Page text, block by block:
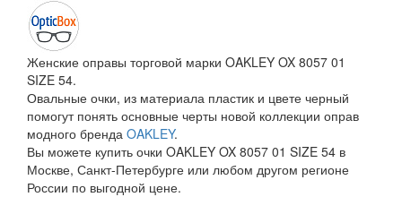
Женские оправы торговой марки OAKLEY OX 8057 01
SIZE 54.
Овальные очки, из материала пластик и цвете черный
помогут понять основные черты новой коллекции оправ
модного бренда OAKLEY.
Вы можете купить очки OAKLEY OX 8057 01 SIZE 54 в
Москве, Санкт-Петербурге или любом другом регионе
России по выгодной цене.